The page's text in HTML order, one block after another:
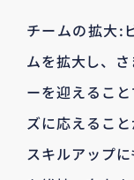
チームの拡大:
ムを拡大し、
ーを迎えるこ
ズに応えるこ
スキルアップ